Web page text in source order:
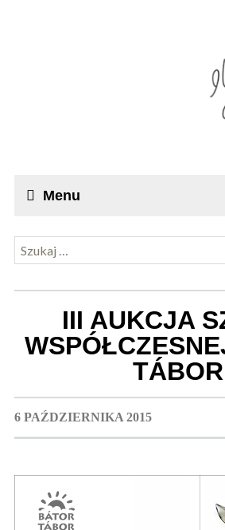
Menu
Szukaj:
III AUKCJA
TÁBOR
6 PAŹDZIERNIKA 2015